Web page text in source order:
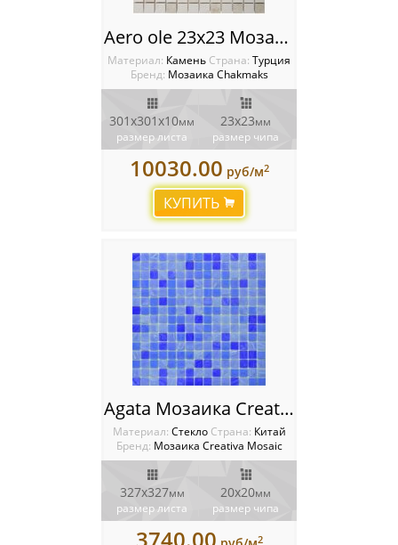
Aero ole 23x23 Мозаика Chakmaks
Материал: Камень Cтрана: Турция
Бренд: Мозаика Chakmaks
301х301х10мм
размер листа
23х23мм
размер чипа
10030.00 руб/м2
КУПИТЬ
Agata Мозаика Creativa mosaic Alba
Материал: Стекло Cтрана: Китай
Бренд: Мозаика Creativa Mosaic
327х327мм
размер листа
20х20мм
размер чипа
2